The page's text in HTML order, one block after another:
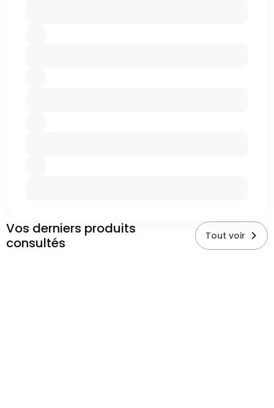
Vos derniers produits
consultés
Tout voir